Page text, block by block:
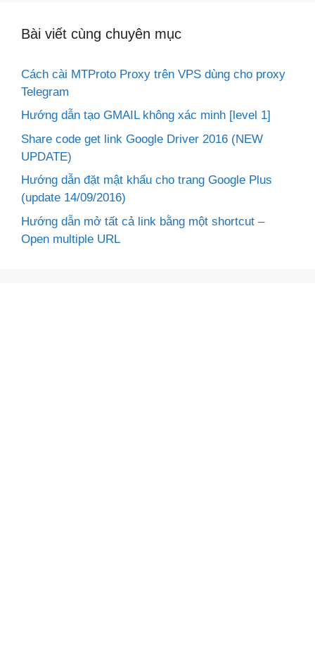
Bài viết cùng chuyên mục
Cách cài MTProto Proxy trên VPS dùng cho proxy
Telegram
Hướng dẫn tạo GMAIL không xác minh [level 1]
Share code get link Google Driver 2016 (NEW
UPDATE)
Hướng dẫn đặt mật khẩu cho trang Google Plus
(update 14/09/2016)
Hướng dẫn mở tất cả link bằng một shortcut –
Open multiple URL